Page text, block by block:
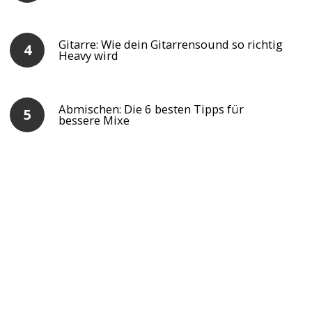
Gitarre: Wie dein Gitarrensound so richtig
Heavy wird
Abmischen: Die 6 besten Tipps für
bessere Mixe